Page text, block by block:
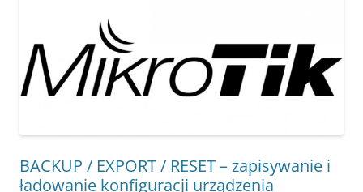
BACKUP / EXPORT / RESET – zapisywanie i
ładowanie konfiguracji urządzenia